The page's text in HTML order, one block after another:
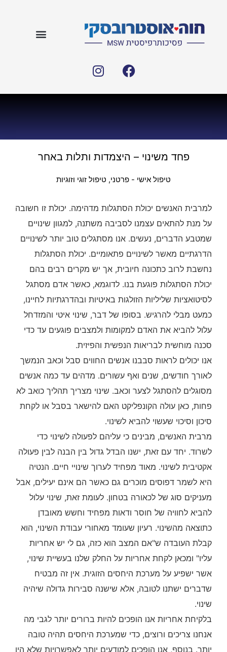
פחד משינוי – היצמדות ותלות באחר
טיפול אישי - פרטני, טיפול זוגי וזוגיות
למרבית האנשים יכולת הסתגלות מדהימה. יכולת זו חשובה
על מנת להתאים עצמנו לסביבה משתנה, למגוון שינויים
שמטבע הדברים, נעשים. אנו מסתגלים טוב יותר לשינויים
הדרגתיים מאשר לשינויים פתאומיים. יכולת הסתגלות
נחשבת לרוב כתכונה חיובית, אך יש מקרים רבים בהם
יכולת הסתגלות פוגעת בנו. לדוגמא, כאשר אדם מסתגל
לסיטואציות שליליות הזולגות באיטיות ובהדרגתיות לחיינו,
כמעט מבלי להרגיש. בסופו של דבר, שינוי איטי והמזדחל
עלול להביא את האדם למקומות ולמצבים פוגעים עד כדי
סכנה מוחשית לבריאות הנפשית והפיזית.
אנו יכולים לראות סבבנו אנשים החווים סבל וכאב הנמשך
לאורך חודשים, שנים ואף עשורים. מדהים עד כמה אנשים
מסוגלים להסתגל לצער וכאב. שינוי מצריך תהליך כואב לא
פחות, כאן עולה הקונפליקט האם להישאר בסבל או לקחת
סיכון וסיכוי שעשוי להביא לשינוי.
מרבית האנשים, מבינים כי עליהם לפעולה לשינוי כדי
לשרוד. יחד עם זאת, ישנו הבדל גדול בין הבנה לבין פעולה
אקטיבית לשינוי. מאוד מפחיד לערוך שינויי חיים. הנטיה
היא לשמר דפוסים מוכרים גם כאשר הם אינם יעילים, אבל
מעניקים סוג של לכאורה בטחון. לעומת זאת, שינוי עלול
להביא לחוויה של חוסר ודאות מפחיד וחשש מאובדן
כתוצאה מהשינוי. רעיון שעומד מאחורי עבודת השינוי, הוא
קבלת העובדה ש"אם המצב הוא כזה, גם לי יש אחריות
עליו" ומכאן לקחת אחריות על החלק שלנו בעשיית שינוי,
אשר ישפיע על מערכת היחסים הזוגית. אין זה מבטיח
שדברים ישתנו לטובה, אלא שישנה סבירות גדולה שיהיה
שינוי.
בלקיחת אחריות אנו הופכים להיות ברורים יותר לגבי מה
אנחנו צריכים ורוצים, כדי שמערכת היחסים תהיה טובה
יותר. בנוסף, אנו הופכים למודעים יותר לאפשרויות שלא היו